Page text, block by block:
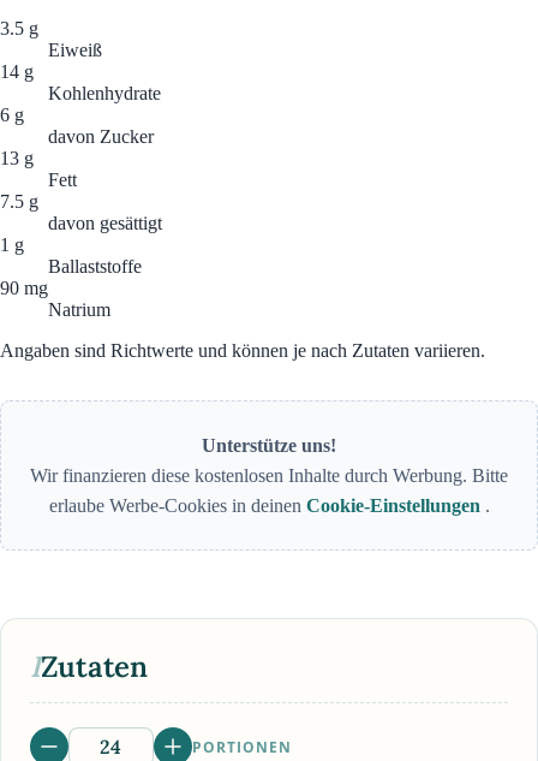
3.5 g
Eiweiß
14 g
Kohlenhydrate
6 g
davon Zucker
13 g
Fett
7.5 g
davon gesättigt
1 g
Ballaststoffe
90 mg
Natrium
Angaben sind Richtwerte und können je nach Zutaten variieren.
Unterstütze uns!
Wir finanzieren diese kostenlosen Inhalte durch Werbung. Bitte
erlaube Werbe-Cookies in deinen Cookie-Einstellungen .
IZutaten
PORTIONEN